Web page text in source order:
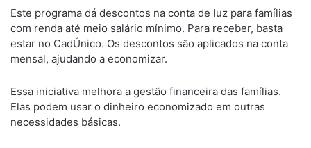
Este programa dá descontos na conta de luz para famílias
com renda até meio salário mínimo. Para receber, basta
estar no CadÚnico. Os descontos são aplicados na conta
mensal, ajudando a economizar.
Essa iniciativa melhora a gestão financeira das famílias.
Elas podem usar o dinheiro economizado em outras
necessidades básicas.